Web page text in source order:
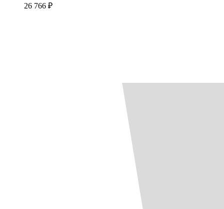
26 766 ₽